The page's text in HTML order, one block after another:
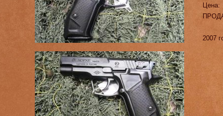
Цена:
2007